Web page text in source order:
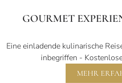
GOURMET
Eine einladende kulinarische
inbegriffen -
MEHR